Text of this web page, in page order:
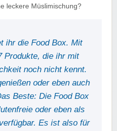
leckere Müslimischung?
ihr die Food Box. Mit
Produkte, die ihr mit
noch nicht kennt.
oder eben auch
Beste: Die Food Box
oder eben als
Es ist also für